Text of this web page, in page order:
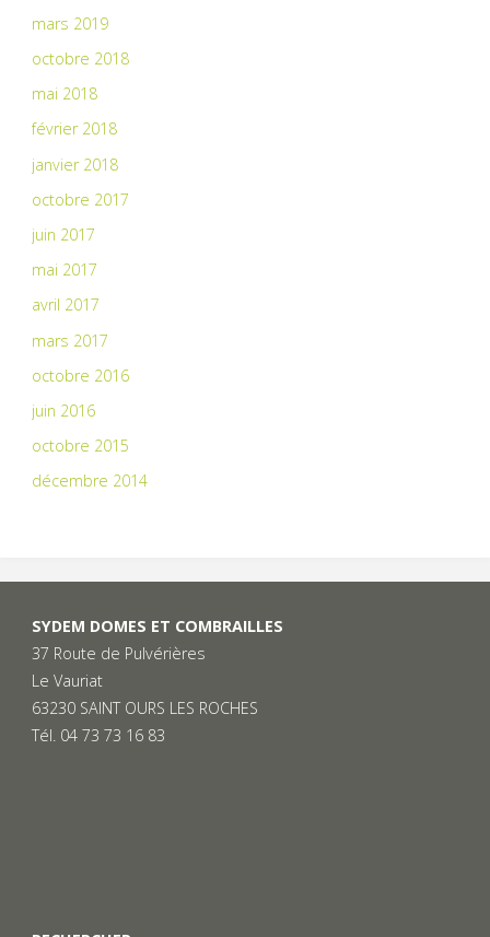
mars 2019
octobre 2018
mai 2018
février 2018
janvier 2018
octobre 2017
juin 2017
mai 2017
avril 2017
mars 2017
octobre 2016
juin 2016
octobre 2015
décembre 2014
SYDEM DOMES ET COMBRAILLES
37 Route de Pulvérières
Le Vauriat
63230 SAINT OURS LES ROCHES
Tél. 04 73 73 16 83